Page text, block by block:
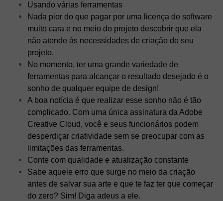
Usando várias ferramentas
Nada pior do que pagar por uma licença de software
muito cara e no meio do projeto descobrir que ela
não atende às necessidades de criação do seu
projeto.
No momento, ter uma grande variedade de
ferramentas para alcançar o resultado desejado é o
sonho de qualquer equipe de design!
A boa notícia é que realizar esse sonho não é tão
complicado. Com uma única assinatura da Adobe
Creative Cloud, você e seus funcionários podem
desperdiçar criatividade sem se preocupar com as
limitações das ferramentas.
Conte com qualidade e atualização constante
Sabe aquele erro que surge no meio da criação
antes de salvar sua arte e que te faz ter que começar
do zero? Sim! Diga adeus a ele.